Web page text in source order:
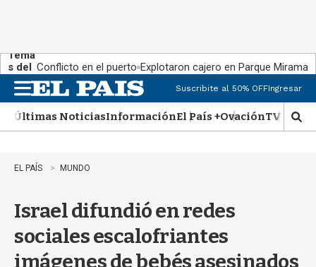
Tema
s del
día:
Conflicto en el puerto Explotaron cajero en Parque Miramar
n
u
Suscribite al 50% OFFIngresar
Últimas NoticiasInformaciónEl País +OvaciónTV Show
M
o
q
EL PAÍS MUNDO
Israel difundió en redes
sociales escalofriantes
imágenes de bebés asesinados